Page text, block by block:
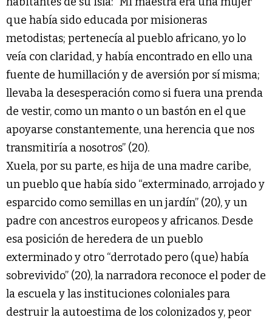
que había sido educada por misioneras
metodistas; pertenecía al pueblo africano, yo lo
veía con claridad, y había encontrado en ello una
fuente de humillación y de aversión por sí misma;
llevaba la desesperación como si fuera una prenda
de vestir, como un manto o un bastón en el que
apoyarse constantemente, una herencia que nos
transmitiría a nosotros” (20).
Xuela, por su parte, es hija de una madre caribe,
un pueblo que había sido “exterminado, arrojado y
esparcido como semillas en un jardín” (20), y un
padre con ancestros europeos y africanos. Desde
esa posición de heredera de un pueblo
exterminado y otro “derrotado pero (que) había
sobrevivido” (20), la narradora reconoce el poder de
la escuela y las instituciones coloniales para
destruir la autoestima de los colonizados y, peor